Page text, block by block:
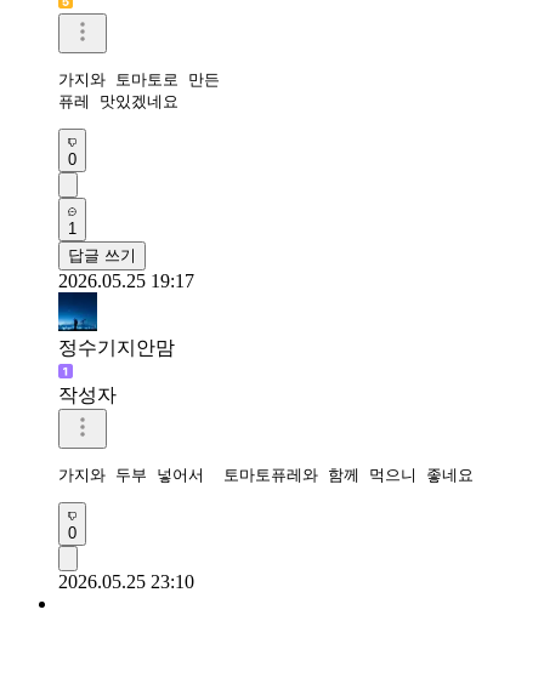
가지와 토마토로 만든
퓨레 맛있겠네요
0
1
답글 쓰기
2026.05.25 19:17
정수기지안맘
작성자
가지와 두부 넣어서  토마토퓨레와 함께 먹으니 좋네요
0
2026.05.25 23:10